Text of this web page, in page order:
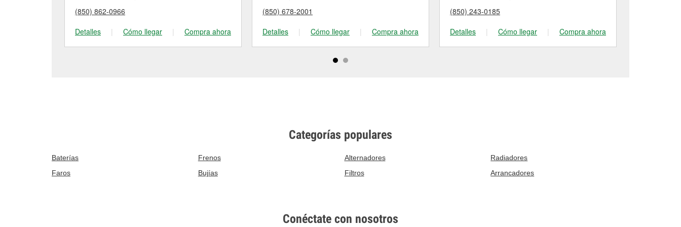
(850) 862-0966
Detalles
| Cómo llegar | Compra ahora
(850) 678-2001
Detalles
| Cómo llegar | Compra ahora
(850) 243-0185
Detalles
| Cómo llegar | Compra ahora
Categorías populares
Baterías Frenos Alternadores
Radiadores
Faros
Bujías Filtros Arrancadores
Conéctate con nosotros